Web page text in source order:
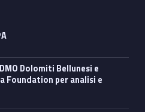
Foundation per analisi e